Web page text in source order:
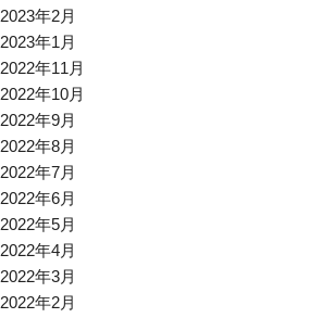
2023年2月
2023年1月
2022年11月
2022年10月
2022年9月
2022年8月
2022年7月
2022年6月
2022年5月
2022年4月
2022年3月
2022年2月